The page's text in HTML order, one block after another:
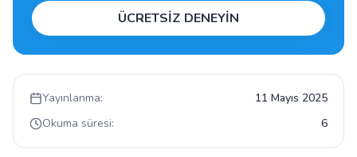
ÜCRETSİZ DENEYİN
Yayınlanma:
11 Mayıs 2025
Okuma süresi:
6